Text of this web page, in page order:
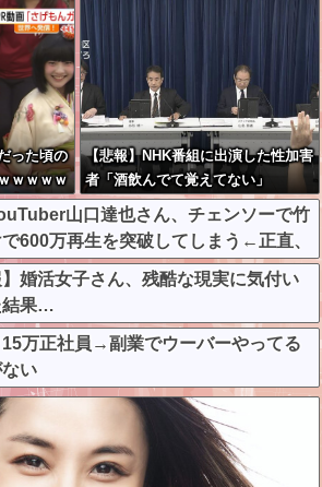
った頃の
ｗｗｗｗ
【悲報】NHK番組に出演した性加害
者「酒飲んでて覚えてない」
山口達也さん、チェンソーで竹
600万再生を突破してしまう←正直、
いいんだよなw w w w w w w w
】婚活女子さん、残酷な現実に気付い
結果…
15万正社員→副業でウーバーやってる
い